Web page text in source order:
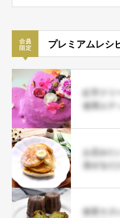
プレミアムレシ
紅芋ク
使用エ
お店みた
混ぜる
抹茶カヌ